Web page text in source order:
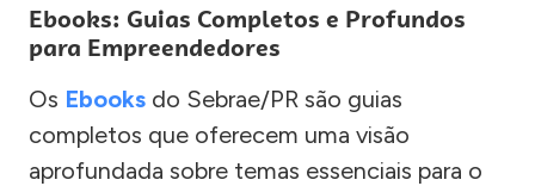
Ebooks: Guias Completos e Profundos
para Empreendedores
Os Ebooks do Sebrae/PR são guias
completos que oferecem uma visão
aprofundada sobre temas essenciais para o